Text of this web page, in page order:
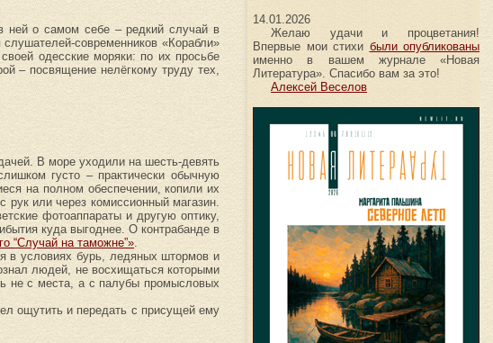
ней о самом себе – редкий случай в
современников «Корабли»
одесские моряки: по их просьбе
– посвящение нелёгкому труду тех,
В море уходили на шесть-девять
густо – практически обычную
на полном обеспечении, копили их
рук или через комиссионный магазин.
фотоаппараты и другую оптику,
куда выгоднее. О контрабанде в
“Случай на таможне”».
в условиях бурь, ледяных штормов и
людей, не восхищаться которыми
не с места, а с палубы промысловых
ощутить и передать с присущей ему
14.01.2026
Желаю удачи и процветания!
Впервые мои стихи были опубликованы
именно в вашем журнале «Новая
Литература». Спасибо вам за это!
Алексей Веселов